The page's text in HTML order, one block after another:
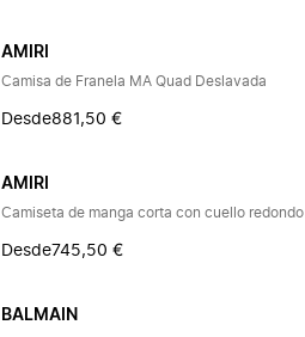
AMIRI
Camisa de Franela MA Quad Deslavada
Desde881,50 €
AMIRI
Camiseta de manga corta con cuello redondo
Desde745,50 €
BALMAIN